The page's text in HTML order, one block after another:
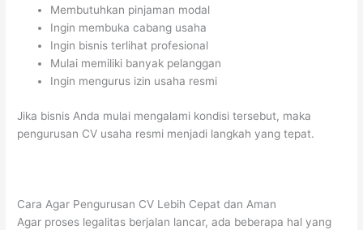
Membutuhkan pinjaman modal
Ingin membuka cabang usaha
Ingin bisnis terlihat profesional
Mulai memiliki banyak pelanggan
Ingin mengurus izin usaha resmi
Jika bisnis Anda mulai mengalami kondisi tersebut, maka
pengurusan CV usaha resmi menjadi langkah yang tepat.
Cara Agar Pengurusan CV Lebih Cepat dan Aman
Agar proses legalitas berjalan lancar, ada beberapa hal yang